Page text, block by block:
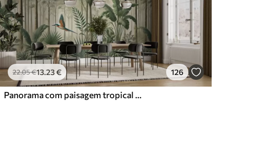
22.05€13.23€ 126
Panorama com paisagem tropical e aves